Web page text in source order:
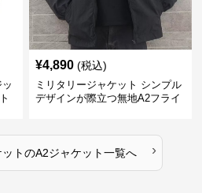
¥4,890 (税込)
ミリタリージャケット シンプル
デザインが際立つ無地A2フライ
ットのA2ジャケット一覧へ ›